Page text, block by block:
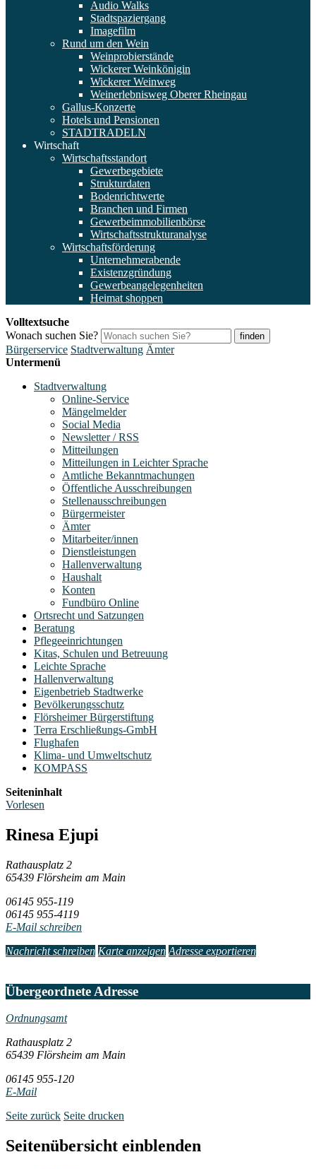
Audio Walks
Stadtspaziergang
Imagefilm
Rund um den Wein
Weinprobierstände
Wickerer Weinkönigin
Wickerer Weinweg
Weinerlebnisweg Oberer Rheingau
Gallus-Konzerte
Hotels und Pensionen
STADTRADELN
Wirtschaft
Wirtschaftsstandort
Gewerbegebiete
Strukturdaten
Bodenrichtwerte
Branchen und Firmen
Gewerbeimmobilienbörse
Wirtschaftsstrukturanalyse
Wirtschaftsförderung
Unternehmerabende
Existenzgründung
Gewerbeangelegenheiten
Heimat shoppen
Volltextsuche
Wonach suchen Sie?
finden
Bürgerservice Stadtverwaltung Ämter
Untermenü
Stadtverwaltung
Online-Service
Mängelmelder
Social Media
Newsletter / RSS
Mitteilungen
Mitteilungen in Leichter Sprache
Amtliche Bekanntmachungen
Öffentliche Ausschreibungen
Stellenausschreibungen
Bürgermeister
Ämter
Mitarbeiter/innen
Dienstleistungen
Hallenverwaltung
Haushalt
Konten
Fundbüro Online
Ortsrecht und Satzungen
Beratung
Pflegeeinrichtungen
Kitas, Schulen und Betreuung
Leichte Sprache
Hallenverwaltung
Eigenbetrieb Stadtwerke
Bevölkerungsschutz
Flörsheimer Bürgerstiftung
Terra Erschließungs-GmbH
Flughafen
Klima- und Umweltschutz
KOMPASS
Seiteninhalt
Vorlesen
Rinesa Ejupi
Rathausplatz 2
65439 Flörsheim am Main
06145 955-119
06145 955-4119
E-Mail schreiben
Nachricht schreiben Karte anzeigen Adresse exportieren
Übergeordnete Adresse
Ordnungsamt
Rathausplatz 2
65439 Flörsheim am Main
06145 955-120
E-Mail
Seite zurück Seite drucken
Seitenübersicht einblenden